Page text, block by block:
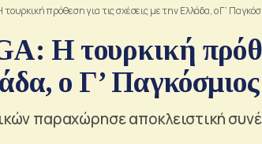
πρόθεση για τις σχέσεις με την Ελλάδα, ο Γ’
Η τουρκική
ο Γ’
παραχώρησε αποκλειστική